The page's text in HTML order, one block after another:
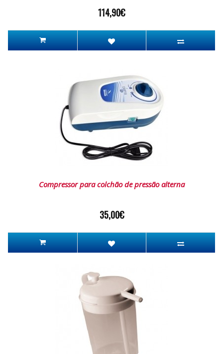
114,90€
Compressor para colchão de pressão alterna
35,00€